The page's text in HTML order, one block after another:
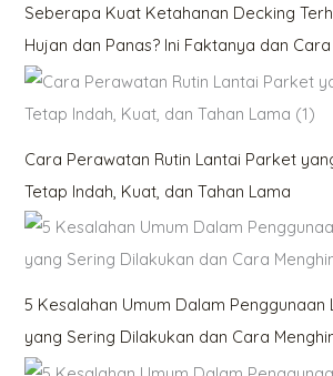
Seberapa Kuat Ketahanan Decking
Hujan dan Panas? Ini Faktanya dan
Cara Perawatan Rutin Lantai Parket
Tetap Indah, Kuat, dan Tahan Lama
5 Kesalahan Umum Dalam Penggunaan
yang Sering Dilakukan dan Cara